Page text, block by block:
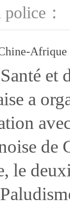
police：
Afrique
et
a
de
le